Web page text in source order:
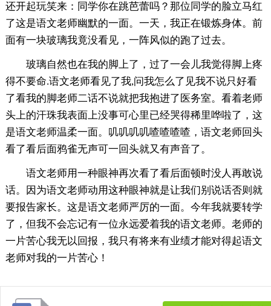
还开起玩笑来：同学你在跳芭蕾吗？那位同学的脸立马红
了这是语文老师幽默的一面。一天，我正在锻炼身体。前
面有一块玻璃我竟没看见，一阵风似的跑了过去。
玻璃自然也在我的脚上了，过了一会儿我觉得脚上疼
得不要命.语文老师看见了我,问我怎么了见我不说只好看
了看我的脚老师二话不说就把我抱进了医务室。看着老师
头上的汗珠我表面上没事可心里已经哭得稀里哗啦了，这
是语文老师温柔一面。叽叽叽叽喳喳喳喳，语文老师回头
看了看后面鸦雀无声可一回头就又有声音了。
语文老师用一种眼神再次看了看后面顿时没人再敢说
话。因为语文老师动用这种眼神就是让我们别说话否则就
要报告家长。这是语文老师严厉的一面。今年我就要转学
了，但我不会忘记有一位永远爱着我的语文老师。老师的
一片苦心我无以回报，我只有将来有业绩才能对得起语文
老师对我的一片苦心！